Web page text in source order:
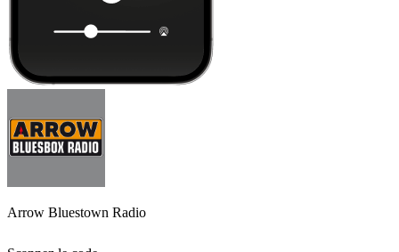
Arrow Bluestown Radio